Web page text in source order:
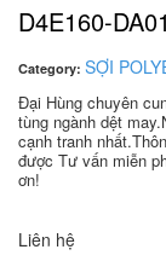
D4E160-
Category: SỢI
Đại Hùng chuyên
tùng ngành dệt
cạnh tranh
được Tư vấn miễn
ơn!
Liên hệ